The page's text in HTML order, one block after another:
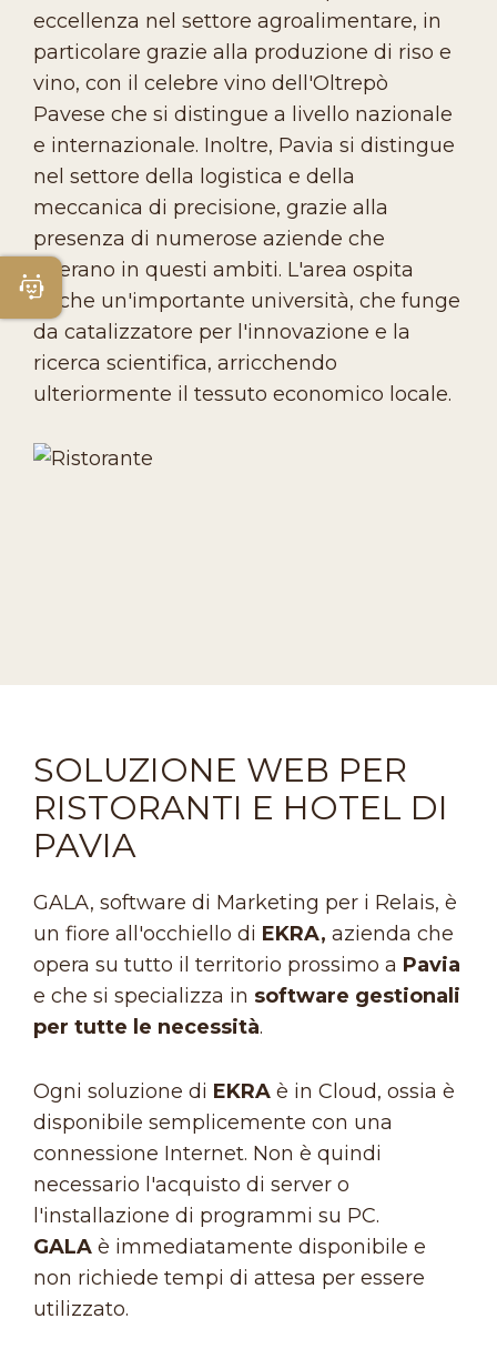
eccellenza nel settore agroalimentare, in
particolare grazie alla produzione di riso e
vino, con il celebre vino dell'Oltrepò
Pavese che si distingue a livello nazionale
e internazionale. Inoltre, Pavia si distingue
nel settore della logistica e della
meccanica di precisione, grazie alla
presenza di numerose aziende che
operano in questi ambiti. L'area ospita
anche un'importante università, che funge
da catalizzatore per l'innovazione e la
ricerca scientifica, arricchendo
ulteriormente il tessuto economico locale.
SOLUZIONE WEB PER
RISTORANTI E HOTEL DI
PAVIA
GALA, software di Marketing per i Relais, è
un fiore all'occhiello di EKRA, azienda che
opera su tutto il territorio prossimo a Pavia
e che si specializza in software gestionali
per tutte le necessità.
Ogni soluzione di EKRA è in Cloud, ossia è
disponibile semplicemente con una
connessione Internet. Non è quindi
necessario l'acquisto di server o
l'installazione di programmi su PC.
GALA è immediatamente disponibile e
non richiede tempi di attesa per essere
utilizzato.
Apri Chatbot